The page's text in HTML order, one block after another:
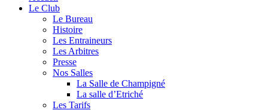
Le Club
Le Bureau
Histoire
Les Entraineurs
Les Arbitres
Presse
Nos Salles
La Salle de Champigné
La salle d’Etriché
Les Tarifs